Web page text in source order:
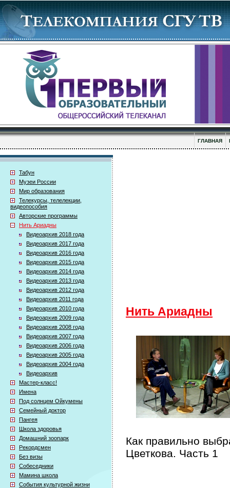
ГЛАВНАЯ
Табун
Музеи России
Мир образования
Телекурсы, телелекции,
видеопособия
Авторские программы
Нить Ариадны
Видеоархив 2018 года
Видеоархив 2017 года
Видеоархив 2016 года
Видеоархив 2015 года
Видеоархив 2014 года
Видеоархив 2013 года
Видеоархив 2012 года
Видеоархив 2011 года
Видеоархив 2010 года
Видеоархив 2009 года
Видеоархив 2008 года
Видеоархив 2007 года
Видеоархив 2006 года
Видеоархив 2005 года
Видеоархив 2004 года
Видеоархив
Мастер-класс!
Имена
Под солнцем Ойкумены
Семейный доктор
Пангея
Школа здоровья
Домашний зоопарк
Рекордсмен
Без визы
Собеседники
Мамина школа
События культурной жизни
Нить Ариадны
Как правильно
Цветкова. Часть 1